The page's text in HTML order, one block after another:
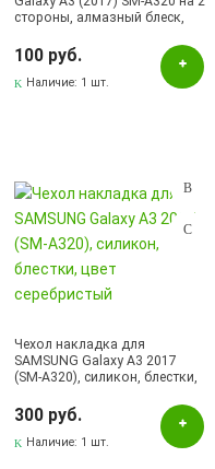
стороны, алмазный блеск,
100 руб.
Наличие: 1 шт.
Чехол накладка для
SAMSUNG Galaxy A3 2017
(SM-A320), силикон, блестки,
300 руб.
Наличие: 1 шт.